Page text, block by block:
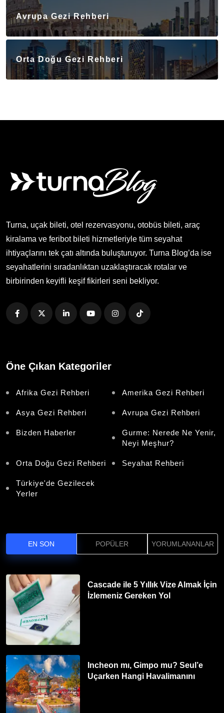
Avrupa Gezi Rehberi
Orta Doğu Gezi Rehberi
Turna, uçak bileti, otel rezervasyonu, otobüs bileti, araç
kiralama ve feribot bileti hizmetleriyle tüm seyahat
ihtiyaçlarını tek çatı altında buluşturuyor. Turna Blog’da ise
seyahatlerini sıradanlıktan uzaklaştıracak rotalar ve
birbirinden keyifli keşif fikirleri seni bekliyor.
Öne Çıkan Kategoriler
Afrika Gezi Rehberi Amerika Gezi Rehberi
Asya Gezi Rehberi Avrupa Gezi Rehberi
Bizden Haberler
Gurme: Nerede Ne Yenir,
Neyi Meşhur?
Orta Doğu Gezi Rehberi Seyahat Rehberi
Türkiye'de Gezilecek
Yerler
EN SON POPÜLER YORUMLANANLAR
Cascade ile 5 Yıllık Vize Almak İçin
İzlemeniz Gereken Yol
Incheon mı, Gimpo mu? Seul’e
Uçarken Hangi Havalimanını